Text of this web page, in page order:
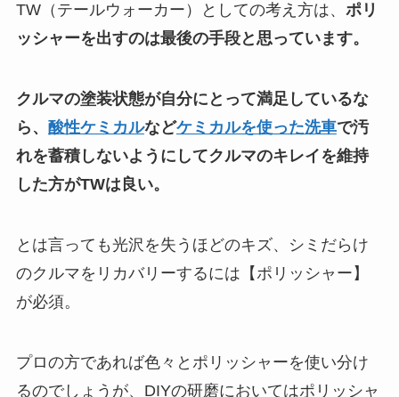
TW（テールウォーカー）としての考え方は、 ポリ
ッシャーを出すのは最後の手段と思っています。
クルマの塗装状態が自分にとって満足しているな
ら、 酸性ケミカルなどケミカルを使った洗車で汚
れを蓄積しないようにしてクルマのキレイを維持
した方がTWは良い。
とは言っても光沢を失うほどのキズ、シミだらけ
のクルマをリカバリーするには【ポリッシャー】
が必須。
プロの方であれば色々とポリッシャーを使い分け
るのでしょうが、DIYの研磨においてはポリッシャ